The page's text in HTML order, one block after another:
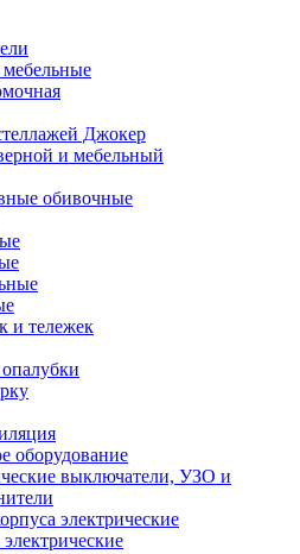
Джокер
и мебельный
обивочные
и тележек
оборудование
выключатели, УЗО и
электрические